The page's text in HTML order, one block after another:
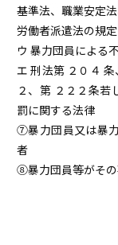
基準法、職業安定法
労働者派遣法の規
ウ 暴力団員による
エ 刑法第 ２０４
２、第 ２２２条若
罰に関する法律
⑦暴力団員又は暴
者
⑧暴力団員等がそ